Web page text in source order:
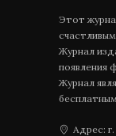
Этот
Журнал
появления
Журнал
Адрес: